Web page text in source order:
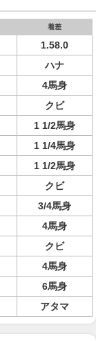
着差
1.58.0
ハナ
4馬身
クビ
1 1/2馬身
1 1/4馬身
1 1/2馬身
クビ
3/4馬身
4馬身
クビ
4馬身
6馬身
アタマ